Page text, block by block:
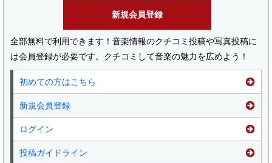
新規会員登録
全部無料で利用できます！音楽情報のクチコミ投稿や写真投稿に
は会員登録が必要です。クチコミして音楽の魅力を広めよう！
初めての方はこちら
新規会員登録
ログイン
投稿ガイドライン